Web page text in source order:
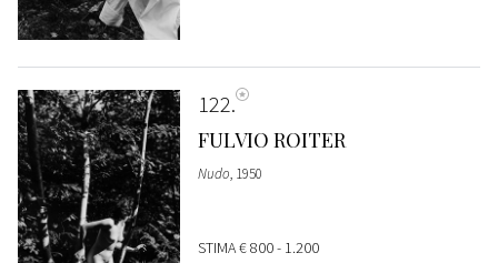
122
FULVIO ROITER
Nudo, 1950
STIMA€ 800 - 1.200